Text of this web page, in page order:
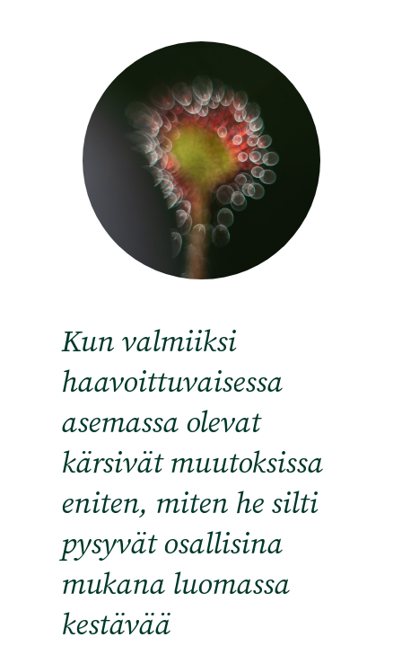
Kun valmiiksi
haavoittuvaisessa
asemassa olevat
kärsivät muutoksissa
eniten, miten he silti
pysyvät osallisina
mukana luomassa
kestävää